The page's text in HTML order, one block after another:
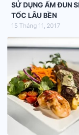
SỬ DỤNG ẤM ĐUN
TỐC LÂU BỀN
15 Tháng 11, 2017